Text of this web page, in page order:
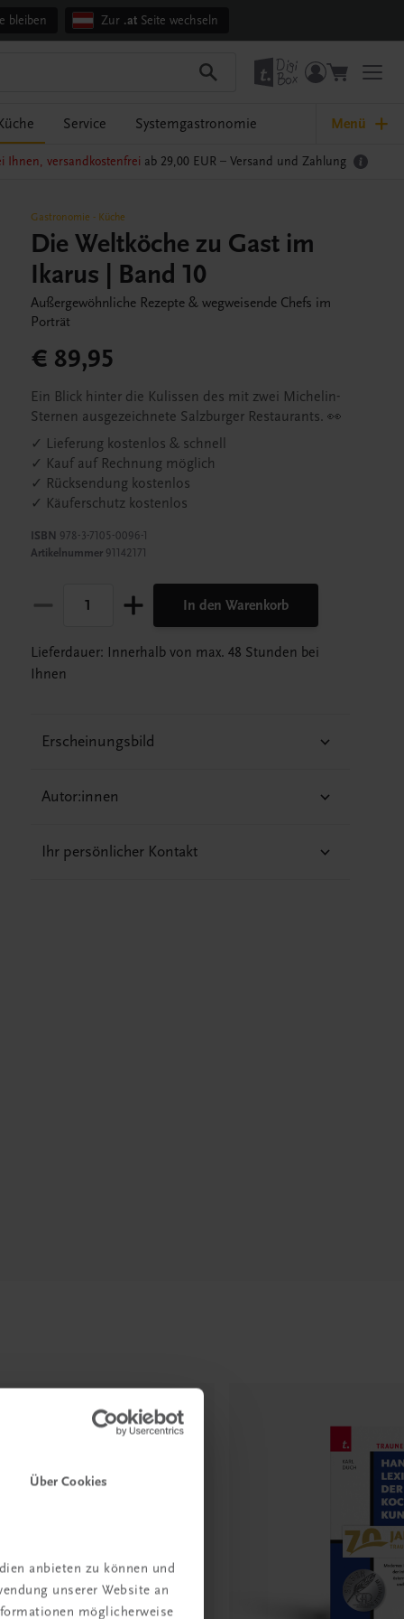
Über Cookies
anbieten zu können und
unserer Website an
möglicherweise
bleiben Zur .atSeite wechseln
Service Systemgastronomie Menü
Ihnen, versandkostenfrei ab 29,00 EUR – Versand und Zahlung
Gastronomie - Küche
Die Weltköche zu Gast im
Ikarus | Band 10
Außergewöhnliche Rezepte & wegweisende Chefs im
Porträt
€ 89,95
Ein Blick hinter die Kulissen des mit zwei Michelin-
Sternen ausgezeichnete Salzburger Restaurants. 👀
✓ Lieferung kostenlos & schnell
✓ Kauf auf Rechnung möglich
✓ Rücksendung kostenlos
✓ Käuferschutz kostenlos
ISBN 978-3-7105-0096-1
Artikelnummer91142171
In den Warenkorb
Lieferdauer: Innerhalb von max. 48 Stunden bei
Ihnen
Erscheinungsbild
Autor:innen
Ihr persönlicher Kontakt